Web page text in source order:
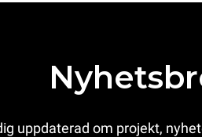
uppdaterad om projekt,